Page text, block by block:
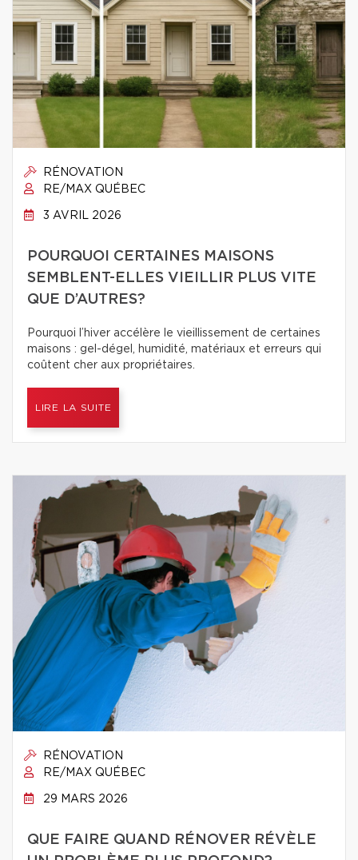
RÉNOVATION
RE/MAX QUÉBEC
3 AVRIL 2026
POURQUOI CERTAINES MAISONS
SEMBLENT-ELLES VIEILLIR PLUS VITE
QUE D’AUTRES?
Pourquoi l’hiver accélère le vieillissement de certaines
maisons : gel-dégel, humidité, matériaux et erreurs qui
coûtent cher aux propriétaires.
LIRE LA SUITE
RÉNOVATION
RE/MAX QUÉBEC
29 MARS 2026
QUE FAIRE QUAND RÉNOVER RÉVÈLE